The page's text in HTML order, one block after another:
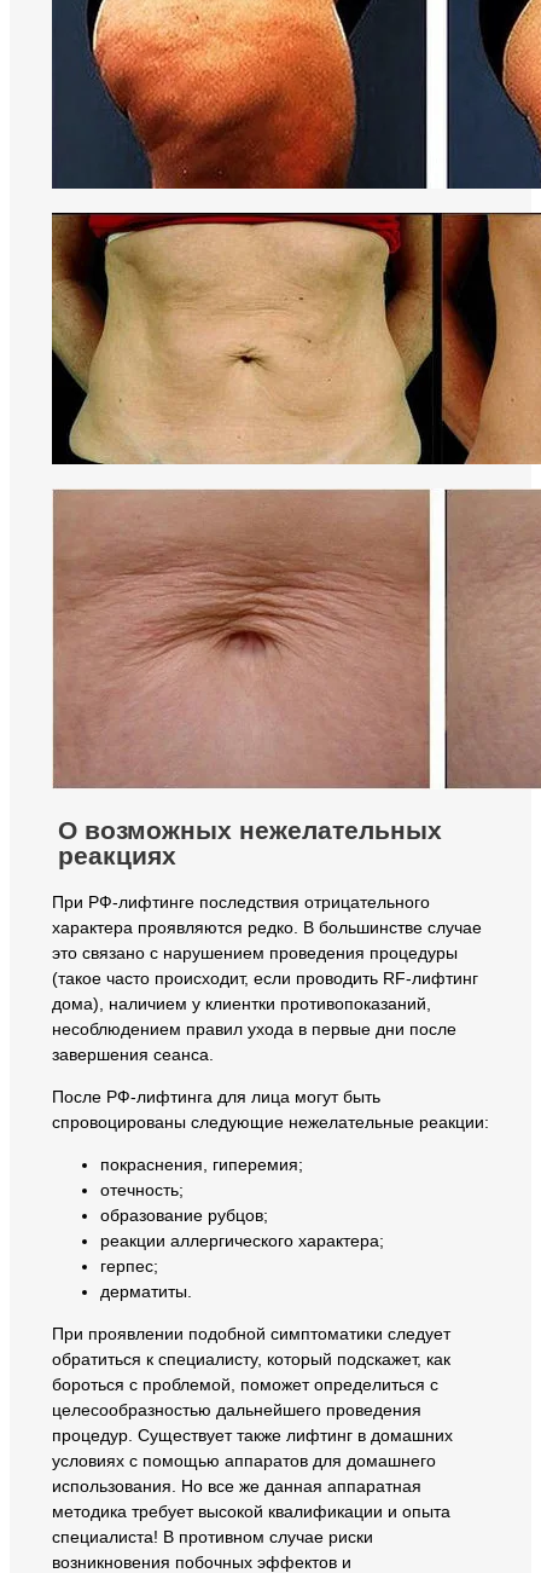
О возможных нежелательных
реакциях
При РФ-лифтинге последствия отрицательного
характера проявляются редко. В большинстве случае
это связано с нарушением проведения процедуры
(такое часто происходит, если проводить RF-лифтинг
дома), наличием у клиентки противопоказаний,
несоблюдением правил ухода в первые дни после
завершения сеанса.
После РФ-лифтинга для лица могут быть
спровоцированы следующие нежелательные реакции:
покраснения, гиперемия;
отечность;
образование рубцов;
реакции аллергического характера;
герпес;
дерматиты.
При проявлении подобной симптоматики следует
обратиться к специалисту, который подскажет, как
бороться с проблемой, поможет определиться с
целесообразностью дальнейшего проведения
процедур. Существует также лифтинг в домашних
условиях с помощью аппаратов для домашнего
использования. Но все же данная аппаратная
методика требует высокой квалификации и опыта
специалиста! В противном случае риски
возникновения побочных эффектов и